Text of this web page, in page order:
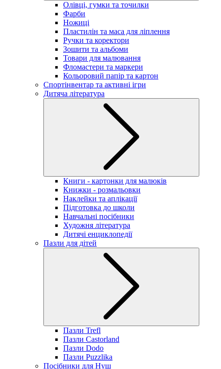
Олівці, гумки та точилки
Фарби
Ножиці
Пластилін та маса для ліплення
Ручки та коректори
Зошити та альбоми
Товари для малювання
Фломастери та маркери
Кольоровий папір та картон
Спортінвентар та активні ігри
Дитяча література
Книги - картонки для малюків
Книжки - розмальовки
Наклейки та аплікації
Підготовка до школи
Навчальні посібники
Художня література
Дитячі енциклопедії
Пазли для дітей
Пазли Trefl
Пазли Castorland
Пазли Dodo
Пазли Puzzlika
Посібники для Нуш